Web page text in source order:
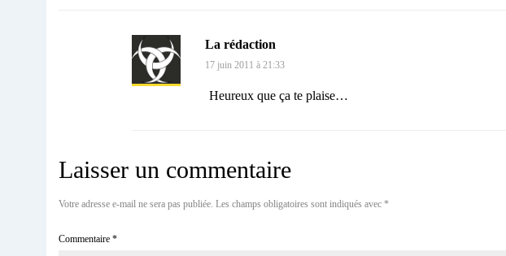
La rédaction
17 juin 2011 à 21:33
Heureux que ça te plaise…
Laisser un commentaire
Votre adresse e-mail ne sera pas publiée. Les champs obligatoires sont indiqués avec *
Commentaire *